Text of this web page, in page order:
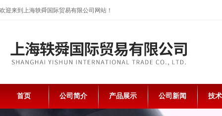
欢迎来到上海轶舜国际贸易有限公司网站！
首页 公司简介 产品展示 公司新闻 技